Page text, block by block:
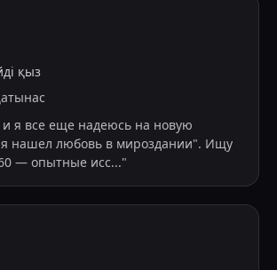
қыз
я все еще надеюсь на новую
нашел любовь в мироздании". Ищу
— опытные исс..."